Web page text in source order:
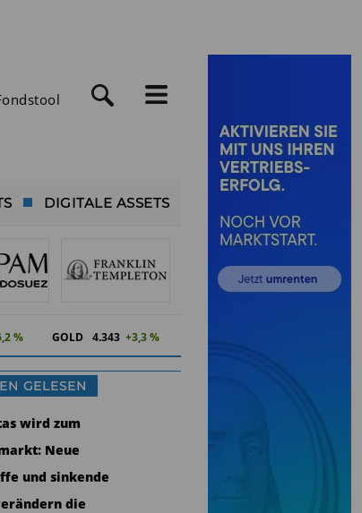
DIGITALE ASSETS
% GOLD 4.343 +3,3 %
GELESEN
wird zum
Neue
und sinkende
die